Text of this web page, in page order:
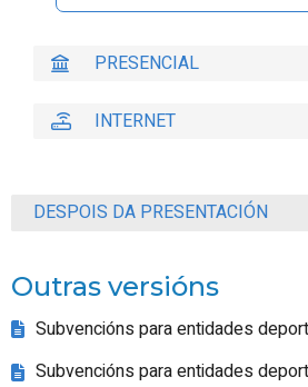
PRESENCIAL
INTERNET
DESPOIS DA PRESENTACIÓN
Outras versións
Subvencións para entidades
Subvencións para entidades